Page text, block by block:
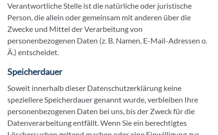
Verantwortliche Stelle ist die natürliche oder juristische
Person, die allein oder gemeinsam mit anderen über die
Zwecke und Mittel der Verarbeitung von
personenbezogenen Daten (z. B. Namen, E-Mail-Adressen o.
Ä.) entscheidet.
Speicherdauer
Soweit innerhalb dieser Datenschutzerklärung keine
speziellere Speicherdauer genannt wurde, verbleiben Ihre
personenbezogenen Daten bei uns, bis der Zweck für die
Datenverarbeitung entfällt. Wenn Sie ein berechtigtes